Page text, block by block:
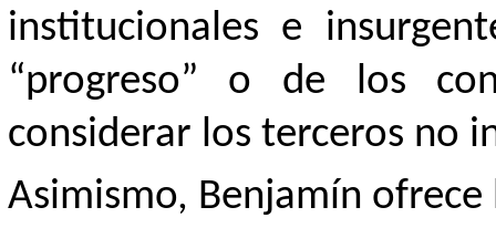
institucionales e
“progreso” o de los
considerar los terceros no
Asimismo, Benjamín